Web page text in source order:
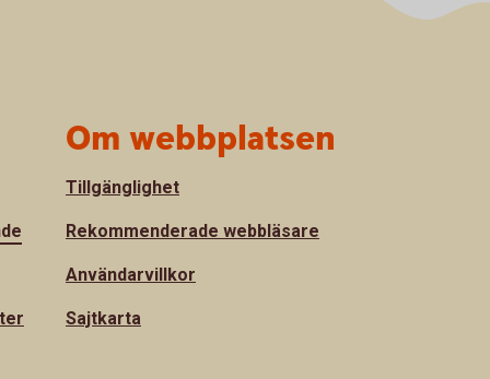
Om webbplatsen
Tillgänglighet
Rekommenderade webbläsare
Användarvillkor
Sajtkarta